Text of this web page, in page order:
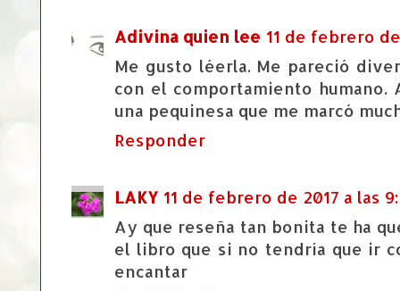
Adivina quien lee 11 de febrero
Me gusto léerla. Me pareció
con el comportamiento
una pequinesa que me marcó
Responder
LAKY 11 de febrero de 2017 a las
Ay que reseña tan bonita te ha
el libro que si no tendría que ir
encantar